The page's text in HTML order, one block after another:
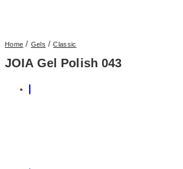
Home / Gels / Classic
JOIA Gel Polish 043